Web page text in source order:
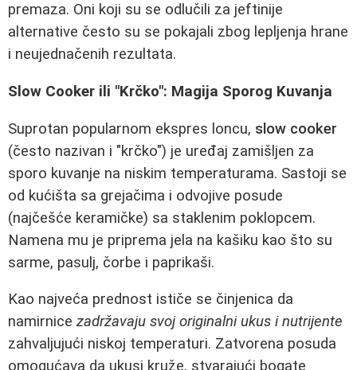
premaza. Oni koji su se odlučili za jeftinije
alternative često su se pokajali zbog lepljenja hrane
i neujednačenih rezultata.
Slow Cooker ili "Krčko": Magija Sporog Kuvanja
Suprotan popularnom ekspres loncu, slow cooker
(često nazivan i "krčko") je uređaj zamišljen za
sporo kuvanje na niskim temperaturama. Sastoji se
od kućišta sa grejačima i odvojive posude
(najčešće keramičke) sa staklenim poklopcem.
Namena mu je priprema jela na kašiku kao što su
sarme, pasulj, čorbe i paprikaši.
Kao najveća prednost ističe se činjenica da
namirnice zadržavaju svoj originalni ukus i nutrijente
zahvaljujući niskoj temperaturi. Zatvorena posuda
omogućava da ukusi kruže, stvarajući bogate